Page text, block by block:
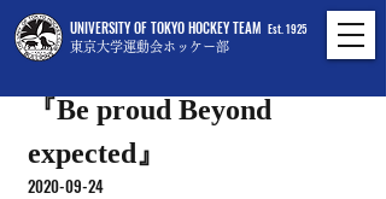
UNIVERSITY OF TOKYO HOCKEY TEAM
東京大学運動会ホッケー部
Est. 1925
『Be proud Beyond
expected』
2020-09-24